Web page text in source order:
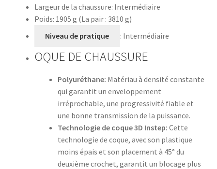
Largeur de la chaussure: Intermédiaire
Poids: 1905 g (La pair : 3810 g)
Niveau de pratique
: Intermédiaire
OQUE DE CHAUSSURE
Polyuréthane: Matériau à densité constante
qui garantit un enveloppement
irréprochable, une progressivité fiable et
une bonne transmission de la puissance.
Technologie de coque 3D Instep: Cette
technologie de coque, avec son plastique
moins épais et son placement à 45° du
deuxième crochet, garantit un blocage plus